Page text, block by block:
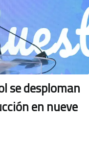
se desploman
en nueve